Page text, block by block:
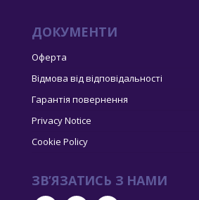
ДОКУМЕНТИ
Оферта
Відмова від відповідальності
Гарантія повернення
Privacy Notice
Cookie Policy
ЗВ’ЯЗАТИСЬ З НАМИ